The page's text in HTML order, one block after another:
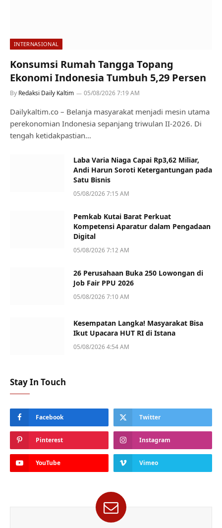
INTERNASIONAL
Konsumsi Rumah Tangga Topang
Ekonomi Indonesia Tumbuh 5,29 Persen
By Redaksi Daily Kaltim 05/08/2026 7:19 AM
Dailykaltim.co – Belanja masyarakat menjadi mesin utama
perekonomian Indonesia sepanjang triwulan II-2026. Di
tengah ketidakpastian…
Laba Varia Niaga Capai Rp3,62 Miliar,
Andi Harun Soroti Ketergantungan pada
Satu Bisnis
05/08/2026 7:15 AM
Pemkab Kutai Barat Perkuat
Kompetensi Aparatur dalam Pengadaan
Digital
05/08/2026 7:12 AM
26 Perusahaan Buka 250 Lowongan di
Job Fair PPU 2026
05/08/2026 7:10 AM
Kesempatan Langka! Masyarakat Bisa
Ikut Upacara HUT RI di Istana
05/08/2026 4:54 AM
Stay In Touch
Facebook Twitter
Pinterest Instagram
YouTube Vimeo